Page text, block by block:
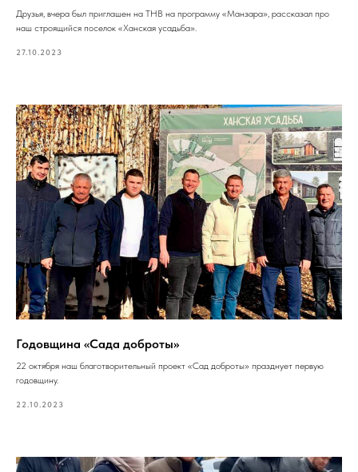
Друзья, вчера был приглашен на ТНВ на программу «Манзара», рассказал про
наш строящийся поселок «Ханская усадьба».
27.10.2023
Годовщина «Сада доброты»
22 октября наш благотворительный проект «Сад доброты» празднует первую
годовщину.
22.10.2023